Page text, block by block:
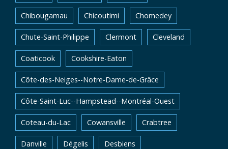
Chibougamau Chicoutimi Chomedey
Chute-Saint-Philippe Clermont Cleveland
Coaticook Cookshire-Eaton
Côte-des-Neiges--Notre-Dame-de-Grâce
Côte-Saint-Luc--Hampstead--Montréal-Ouest
Coteau-du-Lac Cowansville Crabtree
Danville Dégelis Desbiens